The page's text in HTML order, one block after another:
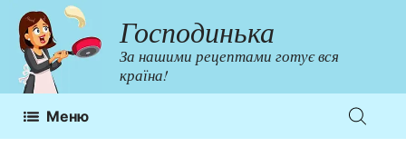
Перейти
до
контенту
Господинька
За нашими рецептами готує вся
країна!
Меню